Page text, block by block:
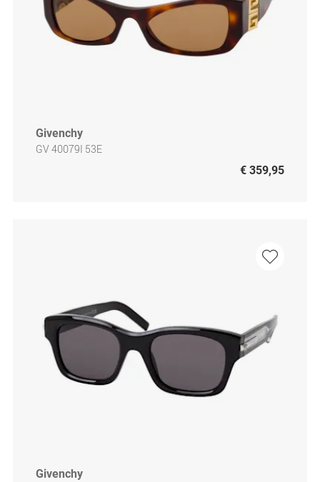
Givenchy
GV 40079I 53E
€ 359,95
Givenchy